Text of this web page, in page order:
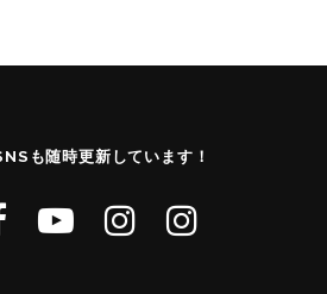
も随時更新しています！